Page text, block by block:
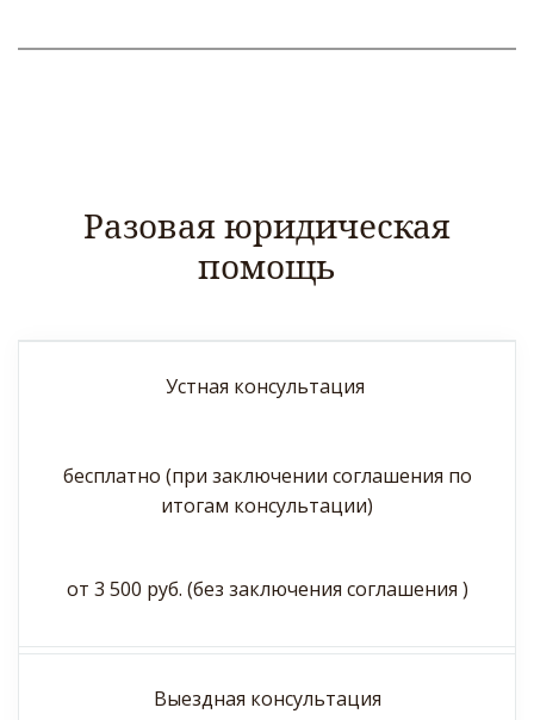
Разовая юридическая
помощь
Устная консультация
бесплатно (при заключении соглашения по
итогам консультации)
от 3 500 руб. (без заключения соглашения )
Выездная консультация